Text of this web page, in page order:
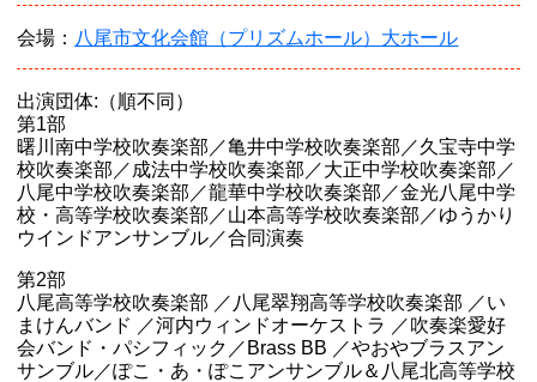
会場： 八尾市文化会館（プリズムホール）大ホール
出演団体:（順不同）
第1部
曙川南中学校吹奏楽部／亀井中学校吹奏楽部／久宝寺中学
校吹奏楽部／成法中学校吹奏楽部／大正中学校吹奏楽部／
八尾中学校吹奏楽部／龍華中学校吹奏楽部／金光八尾中学
校・高等学校吹奏楽部／山本高等学校吹奏楽部／ゆうかり
ウインドアンサンブル／合同演奏
第2部
八尾高等学校吹奏楽部 ／八尾翠翔高等学校吹奏楽部 ／い
まけんバンド ／河内ウィンドオーケストラ ／吹奏楽愛好
会バンド・パシフィック／Brass BB ／やおやブラスアン
サンブル／ぽこ・あ・ぽこアンサンブル＆八尾北高等学校